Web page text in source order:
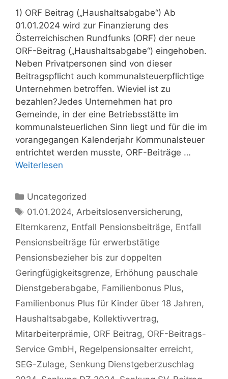
1) ORF Beitrag („Haushaltsabgabe“) Ab
01.01.2024 wird zur Finanzierung des
Österreichischen Rundfunks (ORF) der neue
ORF-Beitrag („Haushaltsabgabe“) eingehoben.
Neben Privatpersonen sind von dieser
Beitragspflicht auch kommunalsteuerpflichtige
Unternehmen betroffen. Wieviel ist zu
bezahlen?Jedes Unternehmen hat pro
Gemeinde, in der eine Betriebsstätte im
kommunalsteuerlichen Sinn liegt und für die im
vorangegangen Kalenderjahr Kommunalsteuer
entrichtet werden musste, ORF-Beiträge …
Weiterlesen
Kategorien
Uncategorized
Schlagwörter
01.01.2024,Arbeitslosenversicherung,
Elternkarenz, Entfall Pensionsbeiträge, Entfall
Pensionsbeiträge für erwerbstätige
Pensionsbezieher bis zur doppelten
Geringfügigkeitsgrenze, Erhöhung pauschale
Dienstgeberabgabe, Familienbonus Plus,
Familienbonus Plus für Kinder über 18 Jahren,
Haushaltsabgabe, Kollektivvertrag,
Mitarbeiterprämie, ORF Beitrag, ORF-Beitrags-
Service GmbH, Regelpensionsalter erreicht,
SEG-Zulage, Senkung Dienstgeberzuschlag